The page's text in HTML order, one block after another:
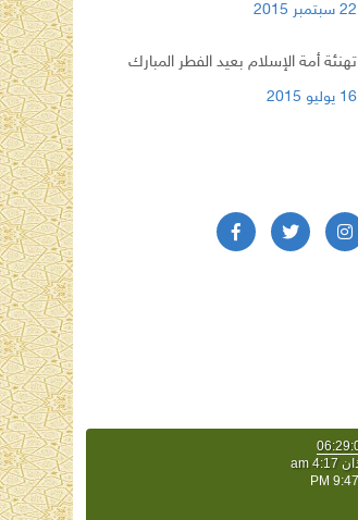
22 سبتمبر 2015
تهنئة أمة الإسلام بعيد الفطر المبارك
16 يوليو 2015